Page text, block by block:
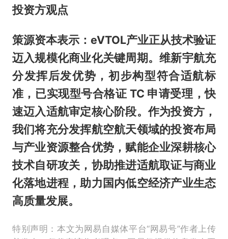
投资方观点
策源资本表示：eVTOL产业正从技术验证
迈入规模化商业化关键周期。维新宇航充
分发挥后发优势，初步构型符合适航标
准，已实现型号合格证 TC 申请受理，快
速迈入适航审定核心阶段。作为投资方，
我们将充分发挥航空航天领域的投资布局
与产业资源整合优势，赋能企业深耕核心
技术自研攻关，协助推进适航取证与商业
化落地进程，助力国内低空经济产业生态
高质量发展。
特别声明：本文为网易自媒体平台“网易号”作者上传